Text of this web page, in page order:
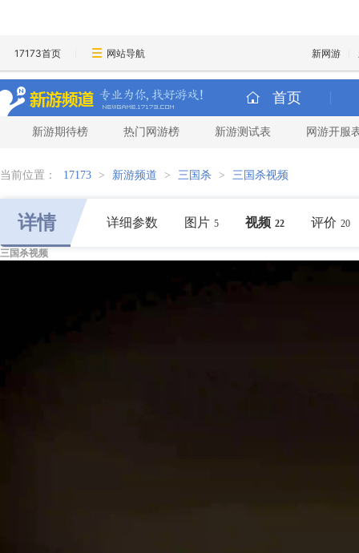
17173首页 网站导航 新网游
首页
新游期待榜 热门网游榜 新游测试表 网游开服
当前位置： 17173 > 新游频道 > 三国杀 > 三国杀视频
详情 详细参数 图片 5 视频 22 评价 20
三国杀视频